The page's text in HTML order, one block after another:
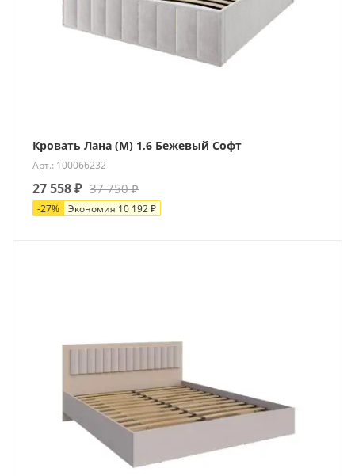
Кровать Лана (М) 1,6 Бежевый Софт
Арт.: 100066232
27 558₽ 37 750₽
-27% Экономия 10 192₽